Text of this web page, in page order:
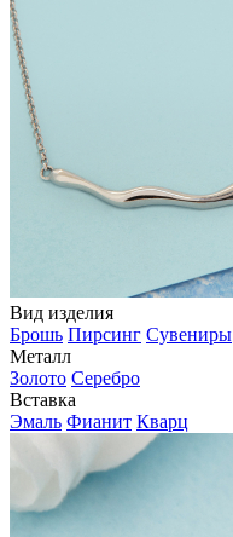
Вид изделия
Брошь Пирсинг Сувениры
Металл
Золото Серебро
Вставка
Эмаль Фианит Кварц